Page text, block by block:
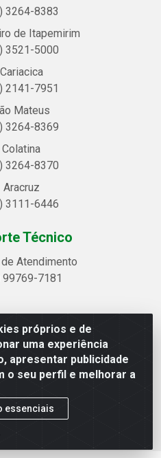
próprios e de
uma experiência
apresentar publicidade
o seu perfil e melhorar a
essenciais
3264-8383
de Itapemirim
3521-5000
Cariacica
2141-7951
Mateus
3264-8369
Colatina
3264-8370
Aracruz
3111-6446
Técnico
Atendimento
99769-7181
- Avenida Alegre, 2521 -
- Shell, Linhares/ES - CEP
20.857.514/0001-75